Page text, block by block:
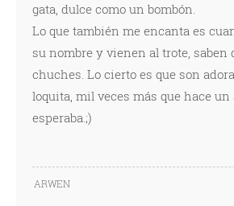
gata, dulce como un bombón.
Lo que también me encanta es
su nombre y vienen al trote, saben
chuches. Lo cierto es que son
loquita, mil veces más que hace un
esperaba.;)
ARWEN